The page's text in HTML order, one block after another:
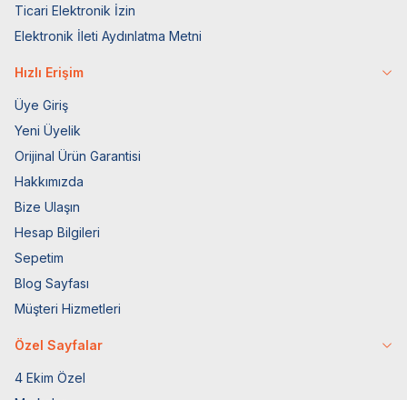
Ticari Elektronik İzin
Elektronik İleti Aydınlatma Metni
Hızlı Erişim
Üye Giriş
Yeni Üyelik
Orijinal Ürün Garantisi
Hakkımızda
Bize Ulaşın
Hesap Bilgileri
Sepetim
Blog Sayfası
Müşteri Hizmetleri
Özel Sayfalar
4 Ekim Özel